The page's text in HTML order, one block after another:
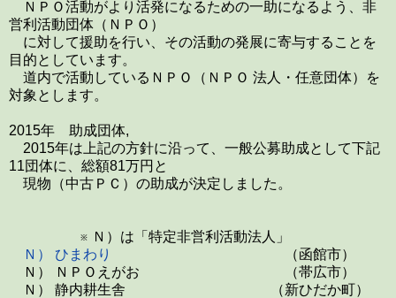
ＮＰＯ活動がより活発になるための一助になるよう、非
営利活動団体（ＮＰＯ）
に対して援助を行い、その活動の発展に寄与することを
目的としています。
道内で活動しているＮＰＯ（ＮＰＯ 法人・任意団体）を
対象とします。
2015年 助成団体,
2015年は上記の方針に沿って、一般公募助成として下記
11団体に、総額81万円と
現物（中古ＰＣ）の助成が決定しました。
※ Ｎ）は「特定非営利活動法人」
Ｎ） ひまわり
（函館市）
Ｎ） ＮＰＯえがお （帯広市）
Ｎ） 静内耕生舎 （新ひだか町）